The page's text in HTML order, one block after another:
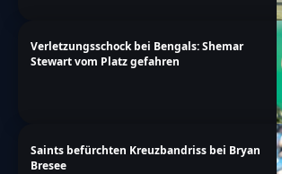
Verletzungsschock bei Bengals: Shemar
Stewart vom Platz gefahren
Saints befürchten Kreuzbandriss bei Bryan
Bresee